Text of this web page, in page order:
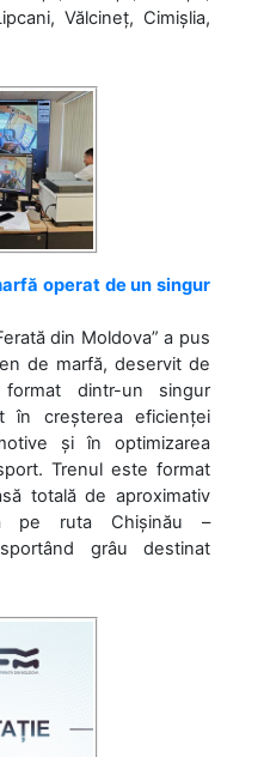
Vălcineț, Cimișlia,
operat de un singur
din Moldova” a pus
de marfă, deservit de
dintr-un singur
în creșterea eficienței
și în optimizarea
Trenul este format
totală de aproximativ
pe ruta Chișinău –
grâu destinat